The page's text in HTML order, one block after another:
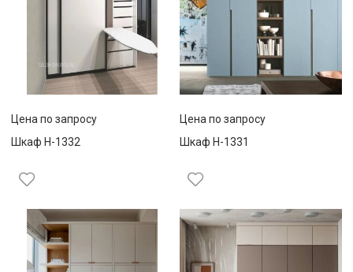
Цена по запросу
Шкаф Н-1332
Цена по запросу
Шкаф Н-1331